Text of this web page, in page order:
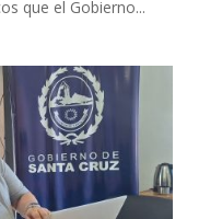
que el Gobierno...